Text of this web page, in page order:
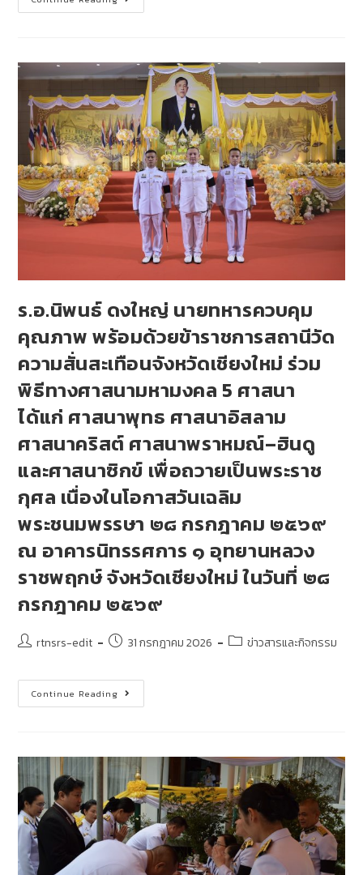
ร.อ.นิพนธ์ ดงใหญ่ นายทหารควบคุม
คุณภาพ พร้อมด้วยข้าราชการสถานีวัด
ความสั่นสะเทือนจังหวัดเชียงใหม่ ร่วม
พิธีทางศาสนามหามงคล 5 ศาสนา
ได้แก่ ศาสนาพุทธ ศาสนาอิสลาม
ศาสนาคริสต์ ศาสนาพราหมณ์–ฮินดู
และศาสนาซิกข์ เพื่อถวายเป็นพระราช
กุศล เนื่องในโอกาสวันเฉลิม
พระชนมพรรษา ๒๘ กรกฎาคม ๒๕๖๙
ณ อาคารนิทรรศการ ๑ อุทยานหลวง
ราชพฤกษ์ จังหวัดเชียงใหม่ ในวันที่ ๒๘
กรกฎาคม ๒๕๖๙
rtnsrs-edit 31 กรกฎาคม 2026 ข่าวสารและกิจกรรม
Continue Reading